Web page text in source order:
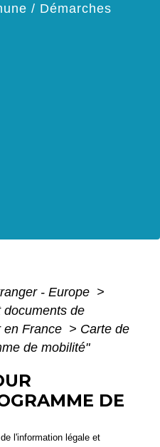
/ Démarches
- Europe >
documents de
en France > Carte de
de mobilité"
DE
l'information légale et